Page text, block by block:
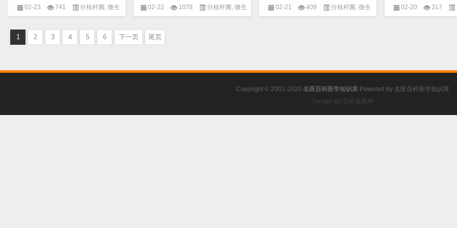
02-23 741 分枝杆菌 微生 02-22 1078 分枝杆菌 ,微生 02-21 409 分枝杆菌 微生 02-20 317
1 2 3 4 5 6 下一页 尾页
Copyright © 2001-2020 名医百科医学知识库 Powered by 名医百科医学知识库
Design By 百科名医网